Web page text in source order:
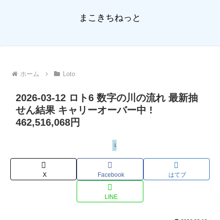
まこきちねっと
ホーム Loto
2026-03-12 ロト6 数字の川の流れ 最新抽
せん結果 キャリーオーバー中 !
462,516,068円
Loto
X Facebook はてブ
LINE